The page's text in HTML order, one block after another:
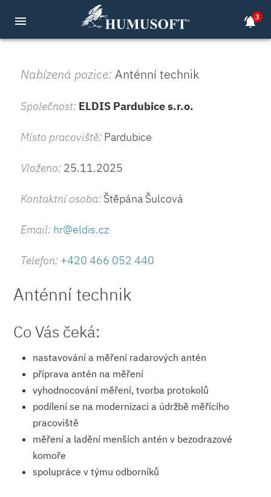
menu notifications_active3
Nabízená pozice: Anténní technik
Společnost: ELDIS Pardubice s.r.o.
Místo pracoviště: Pardubice
Vloženo: 25.11.2025
Kontaktní osoba: Štěpána Šulcová
Email: hr@eldis.cz
Telefon: +420 466 052 440
Anténní technik
Co Vás čeká:
nastavování a měření radarových antén
příprava antén na měření
vyhodnocování měření, tvorba protokolů
podílení se na modernizaci a údržbě měřícího
pracoviště
měření a ladění menších antén v bezodrazové
komoře
spolupráce v týmu odborníků